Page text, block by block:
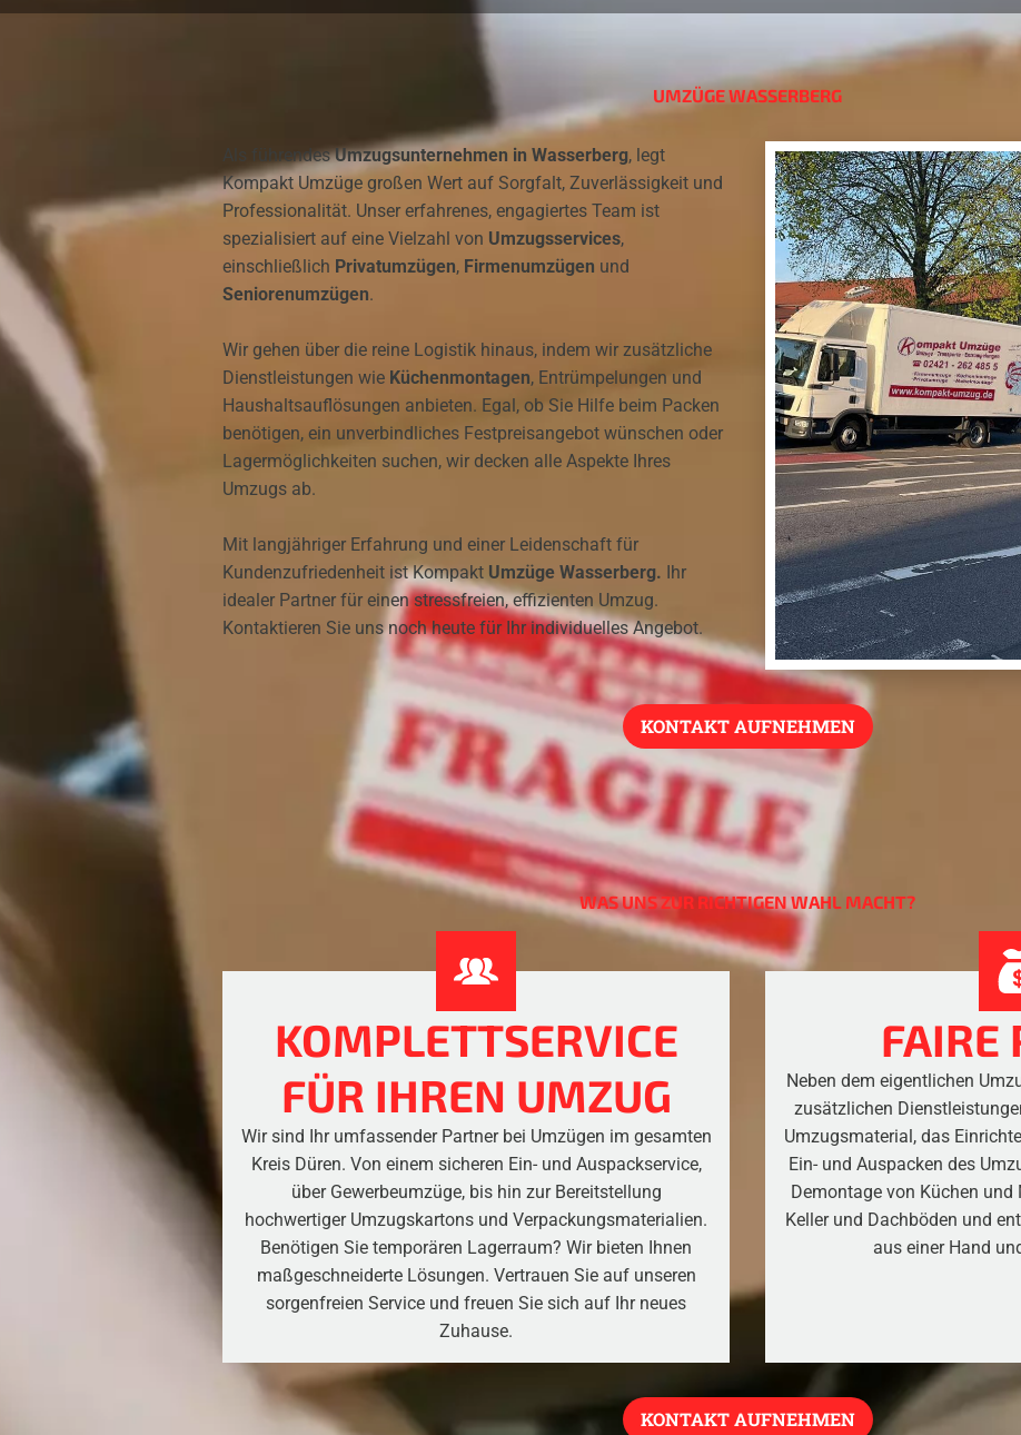
UMZÜGE WASSERBERG
Als führendesUmzugsunternehmen in Wasserberg, legt
Kompakt Umzüge großen Wert auf Sorgfalt, Zuverlässigkeit und
Professionalität. Unser erfahrenes, engagiertes Team ist
spezialisiert auf eine Vielzahl von Umzugsservices,
einschließlich Privatumzügen, Firmenumzügen und
Seniorenumzügen.
Wir gehen über die reine Logistik hinaus, indem wir zusätzliche
Dienstleistungen wie Küchenmontagen, Entrümpelungen und
Haushaltsauflösungen anbieten. Egal, ob Sie Hilfe beim Packen
benötigen, ein unverbindliches Festpreisangebot wünschen oder
Lagermöglichkeiten suchen, wir decken alle Aspekte Ihres
Umzugs ab.
Mit langjähriger Erfahrung und einer Leidenschaft für
Kundenzufriedenheit ist Kompakt Umzüge Wasserberg. Ihr
idealer Partner für einen stressfreien, effizienten Umzug.
Kontaktieren Sie uns noch heute für Ihr individuelles Angebot.
KONTAKT AUFNEHMEN
WAS UNS ZUR RICHTIGEN WAHL MACHT?
KOMPLETTSERVICE
FÜR IHREN UMZUG
Wir sind Ihr umfassender Partner bei Umzügen im gesamten
Kreis Düren. Von einem sicheren Ein- und Auspackservice,
über Gewerbeumzüge, bis hin zur Bereitstellung
hochwertiger Umzugskartons und Verpackungsmaterialien.
Benötigen Sie temporären Lagerraum? Wir bieten Ihnen
maßgeschneiderte Lösungen. Vertrauen Sie auf unseren
sorgenfreien Service und freuen Sie sich auf Ihr neues
Zuhause.
FAIRE
Neben dem eigentlichen
zusätzlichen
Umzugsmaterial, das
Ein- und Auspacken des
Demontage von Küchen
Keller und Dachböden und
aus einer Hand
KONTAKT AUFNEHMEN